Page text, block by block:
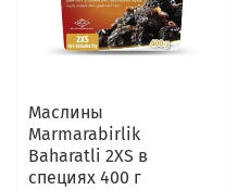
Маслины
Marmarabirlik
Baharatli 2XS в
специях 400 г